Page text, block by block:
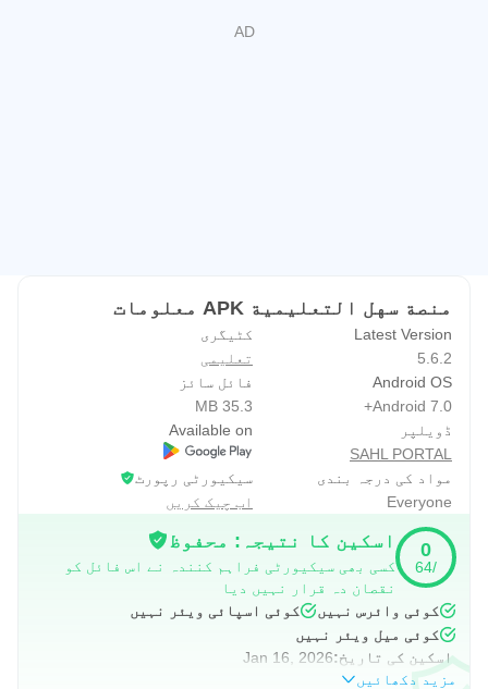
منصة سهل التعليمية APK معلومات
Latest Version
5.6.2
کٹیگری
تعلیمی
Android OS
Android 7.0+
فائل سائز
35.3 MB
ڈویلپر
SAHL PORTAL
Available on
مواد کی درجہ بندی
Everyone
سیکیورٹی رپورٹ
اب چیک کریں
0
/64
اسکین کا نتیجہ: محفوظ
کسی بھی سیکیورٹی فراہم کنندہ نے اس فائل کو
نقصان دہ قرار نہیں دیا
کوئی وائرس نہیں
کوئی اسپائی ویئر نہیں
کوئی میل ویئر نہیں
اسکین کی تاریخ:Jan 16, 2026
مزید دکھائیں